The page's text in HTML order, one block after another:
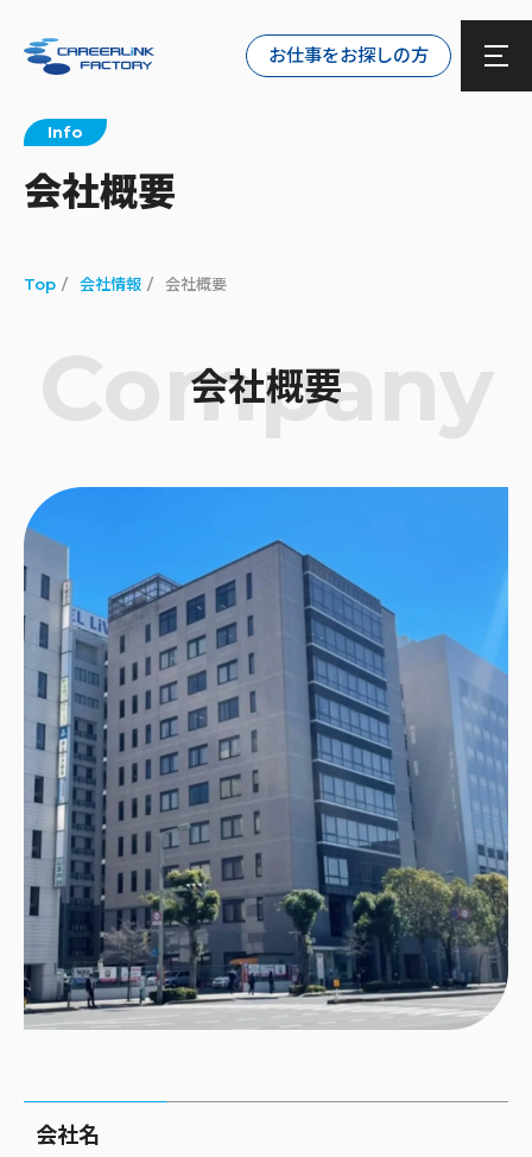
お仕事をお探しの方
Info
会社概要
Top 会社情報 会社概要
会社概要
Company
会社名